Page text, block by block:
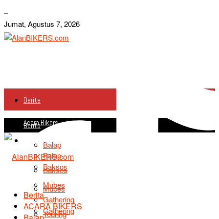
Jumat, Agustus 7, 2026
Berita
Acara Bikers
Balap
Baksos
Mubes
Gathering
Berita
Acara Bikers
Balap
Baksos
Mubes
Gathering
Touring
Berita
ACARA BIKERS